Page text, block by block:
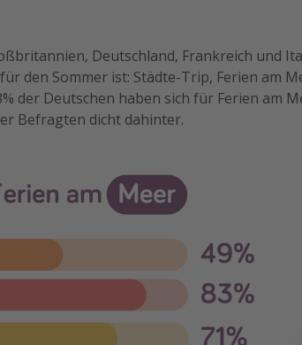
Deutschland, Frankreich und
den Sommer ist: Städte-Trip, Ferien am
der Deutschen haben sich für Ferien am
Befragten dicht dahinter.